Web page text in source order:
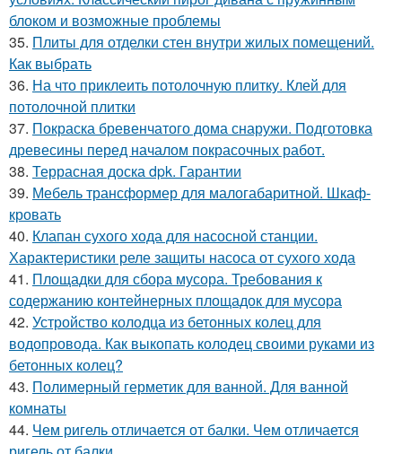
блоком и возможные проблемы
35. Плиты для отделки стен внутри жилых помещений.
Как выбрать
36. На что приклеить потолочную плитку. Клей для
потолочной плитки
37. Покраска бревенчатого дома снаружи. Подготовка
древесины перед началом покрасочных работ.
38. Террасная доска dpk. Гарантии
39. Мебель трансформер для малогабаритной. Шкаф-
кровать
40. Клапан сухого хода для насосной станции.
Характеристики реле защиты насоса от сухого хода
41. Площадки для сбора мусора. Требования к
содержанию контейнерных площадок для мусора
42. Устройство колодца из бетонных колец для
водопровода. Как выкопать колодец своими руками из
бетонных колец?
43. Полимерный герметик для ванной. Для ванной
комнаты
44. Чем ригель отличается от балки. Чем отличается